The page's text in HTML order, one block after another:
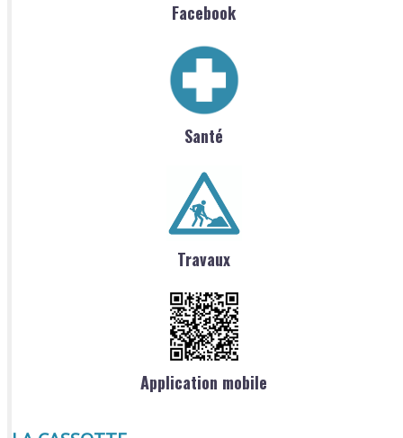
Facebook
Santé
Travaux
Application mobile